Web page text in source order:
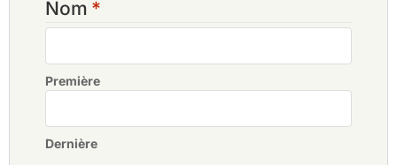
Nom *
Première
Dernière